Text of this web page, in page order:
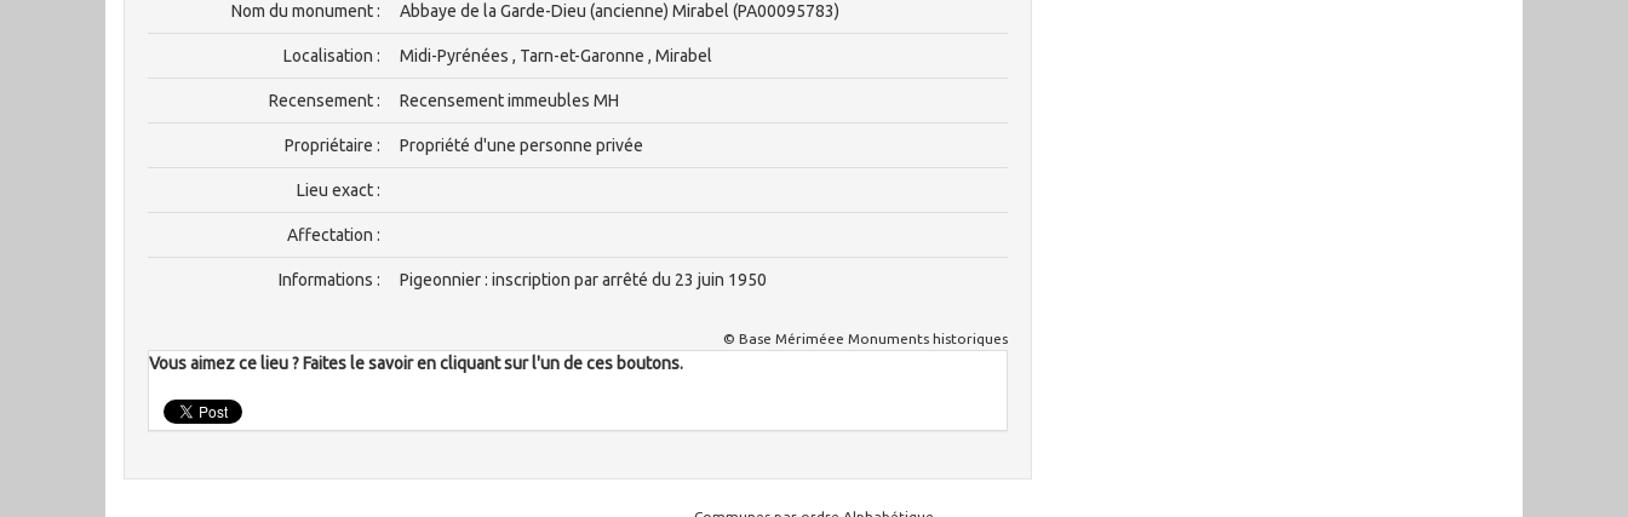
Nom du monument : Abbaye de la Garde-Dieu (ancienne) Mirabel (PA00095783)
Localisation : Midi-Pyrénées , Tarn-et-Garonne , Mirabel
Recensement : Recensement immeubles MH
Propriétaire : Propriété d'une personne privée
Lieu exact :
Affectation :
Informations : Pigeonnier : inscription par arrêté du 23 juin 1950
© Base Mériméee Monuments historiques
Vous aimez ce lieu ? Faites le savoir en cliquant sur l'un de ces boutons.